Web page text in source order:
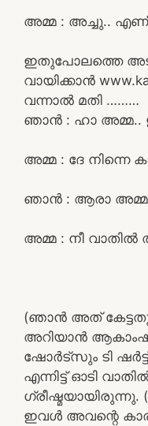
അമ്മ : അച്ചു..
ഇതുപോലത്തെ
വായിക്കാൻ
വന്നാൽ മതി ………
ഞാൻ : ഹാ അമ്മ..
അമ്മ : ദേ നിന്നെ
ഞാൻ : ആരാ
അമ്മ : നീ വാതിൽ
(ഞാൻ അത്
അറിയാൻ
ഷോർട്സും ടി ഷർട്ട്‌
എന്നിട്ട് ഓടി
ഇവൾ അവന്റെ